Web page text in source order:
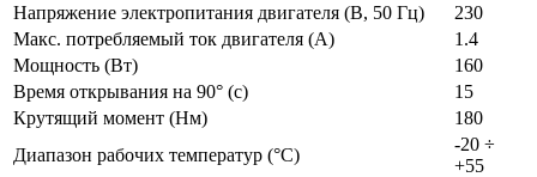
Напряжение электропитания двигателя (В, 50 Гц)
230
Макс. потребляемый ток двигателя (A)
1.4
Мощность (Вт)
160
Время открывания на 90° (с)
15
Крутящий момент (Нм)
180
Диапазон рабочих температур (°C)
-20 ÷
+55